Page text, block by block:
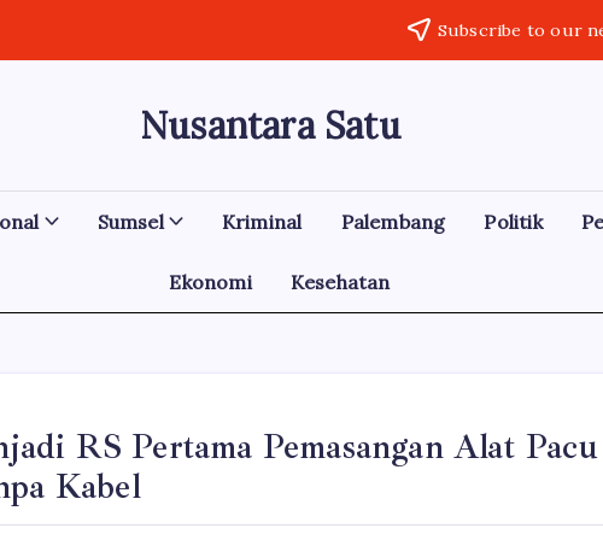
Subscribe to our
Nusantara Satu
Berita
Sumsel Kriminal Palembang Politik
Ekonomi Kesehatan
RS Pertama Pemasangan Alat Pacu
Kabel